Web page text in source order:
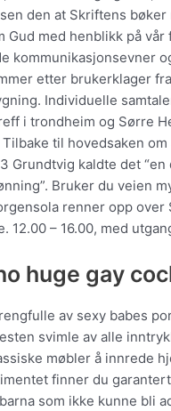
den at Skriftens
Gud med henblikk på
kommunikasjonsevner
etter brukerklager
Individuelle
i trondheim og Sørre
til hovedsaken
Grundtvig kaldte det
Bruker du veien
renner opp
12.00 – 16.00, med
huge gay
av sexy babes
svimle av alle
møbler å innrede
finner du
som ikke kunne bli